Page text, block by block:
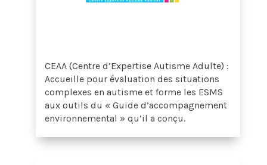
CEAA (Centre d’Expertise Autisme Adulte) :
Accueille pour évaluation des situations
complexes en autisme et forme les ESMS
aux outils du « Guide d’accompagnement
environnemental » qu’il a conçu.